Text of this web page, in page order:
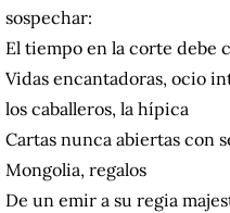
sospechar:
El tiempo en la corte debe
Vidas encantadoras, ocio
los caballeros, la hípica
Cartas nunca abiertas con
Mongolia, regalos
De un emir a su regia